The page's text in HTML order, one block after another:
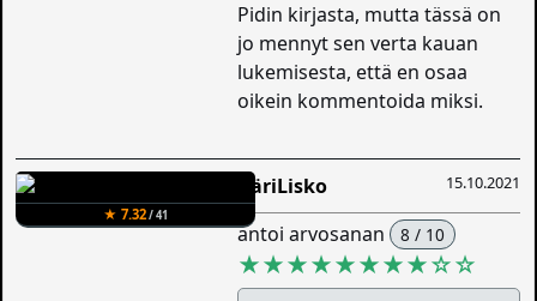
Pidin kirjasta, mutta tässä on
jo mennyt sen verta kauan
lukemisesta, että en osaa
oikein kommentoida miksi.
★ 7.32/ 41
15.10.2021
ÄäriLisko
antoi arvosanan 8 / 10
★★★★★★★★☆☆